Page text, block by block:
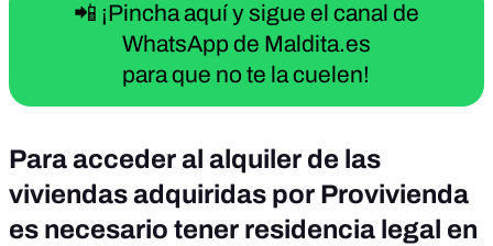
📲 ¡Pincha aquí y sigue el canal de
WhatsApp de Maldita.es
para que no te la cuelen!
Para acceder al alquiler de las
viviendas adquiridas por Provivienda
es necesario tener residencia legal en